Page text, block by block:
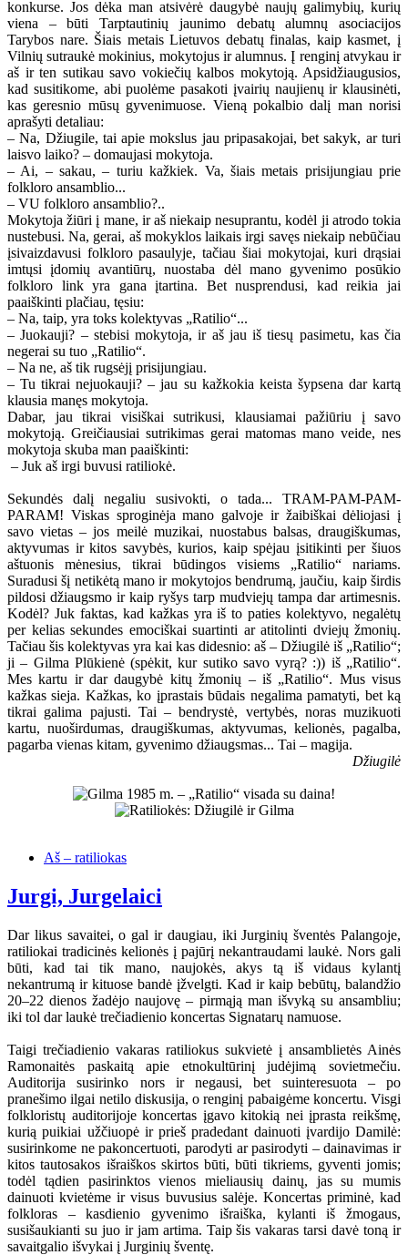
konkurse. Jos dėka man atsivėrė daugybė naujų galimybių, kurių
viena – būti Tarptautinių jaunimo debatų alumnų asociacijos
Tarybos nare. Šiais metais Lietuvos debatų finalas, kaip kasmet, į
Vilnių sutraukė mokinius, mokytojus ir alumnus. Į renginį atvykau ir
aš ir ten sutikau savo vokiečių kalbos mokytoją. Apsidžiaugusios,
kad susitikome, abi puolėme pasakoti įvairių naujienų ir klausinėti,
kas geresnio mūsų gyvenimuose. Vieną pokalbio dalį man norisi
aprašyti detaliau:
– Na, Džiugile, tai apie mokslus jau pripasakojai, bet sakyk, ar turi
laisvo laiko? – domaujasi mokytoja.
– Ai, – sakau, – turiu kažkiek. Va, šiais metais prisijungiau prie
folkloro ansamblio...
– VU folkloro ansamblio?..
Mokytoja žiūri į mane, ir aš niekaip nesuprantu, kodėl ji atrodo tokia
nustebusi. Na, gerai, aš mokyklos laikais irgi savęs niekaip nebūčiau
įsivaizdavusi folkloro pasaulyje, tačiau šiai mokytojai, kuri drąsiai
imtųsi įdomių avantiūrų, nuostaba dėl mano gyvenimo posūkio
folkloro link yra gana įtartina. Bet nusprendusi, kad reikia jai
paaiškinti plačiau, tęsiu:
– Na, taip, yra toks kolektyvas „Ratilio“...
– Juokauji? – stebisi mokytoja, ir aš jau iš tiesų pasimetu, kas čia
negerai su tuo „Ratilio“.
– Na ne, aš tik rugsėjį prisijungiau.
– Tu tikrai nejuokauji? – jau su kažkokia keista šypsena dar kartą
klausia manęs mokytoja.
Dabar, jau tikrai visiškai sutrikusi, klausiamai pažiūriu į savo
mokytoją. Greičiausiai sutrikimas gerai matomas mano veide, nes
mokytoja skuba man paaiškinti:
– Juk aš irgi buvusi ratiliokė.
Sekundės dalį negaliu susivokti, o tada... TRAM-PAM-PAM-
PARAM! Viskas sproginėja mano galvoje ir žaibiškai dėliojasi į
savo vietas – jos meilė muzikai, nuostabus balsas, draugiškumas,
aktyvumas ir kitos savybės, kurios, kaip spėjau įsitikinti per šiuos
aštuonis mėnesius, tikrai būdingos visiems „Ratilio“ nariams.
Suradusi šį netikėtą mano ir mokytojos bendrumą, jaučiu, kaip širdis
pildosi džiaugsmo ir kaip ryšys tarp mudviejų tampa dar artimesnis.
Kodėl? Juk faktas, kad kažkas yra iš to paties kolektyvo, negalėtų
per kelias sekundes emociškai suartinti ar atitolinti dviejų žmonių.
Tačiau šis kolektyvas yra kai kas didesnio: aš – Džiugilė iš „Ratilio“;
ji – Gilma Plūkienė (spėkit, kur sutiko savo vyrą? :)) iš „Ratilio“.
Mes kartu ir dar daugybė kitų žmonių – iš „Ratilio“. Mus visus
kažkas sieja. Kažkas, ko įprastais būdais negalima pamatyti, bet ką
tikrai galima pajusti. Tai – bendrystė, vertybės, noras muzikuoti
kartu, nuoširdumas, draugiškumas, aktyvumas, kelionės, pagalba,
pagarba vienas kitam, gyvenimo džiaugsmas... Tai – magija.
Džiugilė
Aš – ratiliokas
Jurgi, Jurgelaici
Dar likus savaitei, o gal ir daugiau, iki Jurginių šventės Palangoje,
ratiliokai tradicinės kelionės į pajūrį nekantraudami laukė. Nors gali
būti, kad tai tik mano, naujokės, akys tą iš vidaus kylantį
nekantrumą ir kituose bandė įžvelgti. Kad ir kaip bebūtų, balandžio
20–22 dienos žadėjo naujovę – pirmąją man išvyką su ansambliu;
iki tol dar laukė trečiadienio koncertas Signatarų namuose.
Taigi trečiadienio vakaras ratiliokus sukvietė į ansamblietės Ainės
Ramonaitės paskaitą apie etnokultūrinį judėjimą sovietmečiu.
Auditorija susirinko nors ir negausi, bet suinteresuota – po
pranešimo ilgai netilo diskusija, o renginį pabaigėme koncertu. Visgi
folkloristų auditorijoje koncertas įgavo kitokią nei įprasta reikšmę,
kurią puikiai užčiuopė ir prieš pradedant dainuoti įvardijo Damilė:
susirinkome ne pakoncertuoti, parodyti ar pasirodyti – dainavimas ir
kitos tautosakos išraiškos skirtos būti, būti tikriems, gyventi jomis;
todėl tądien pasirinktos vienos mieliausių dainų, jas su mumis
dainuoti kvietėme ir visus buvusius salėje. Koncertas priminė, kad
folkloras – kasdienio gyvenimo išraiška, kylanti iš žmogaus,
susišaukianti su juo ir jam artima. Taip šis vakaras tarsi davė toną ir
savaitgalio išvykai į Jurginių šventę.